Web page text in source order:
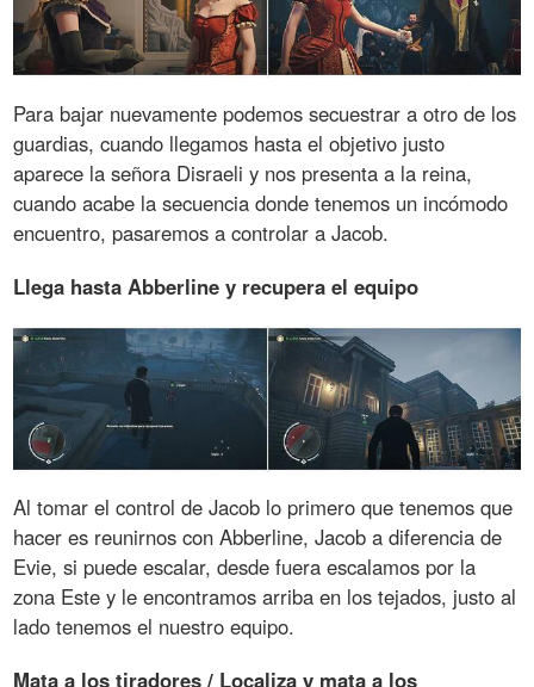
Para bajar nuevamente podemos secuestrar a otro de los
guardias, cuando llegamos hasta el objetivo justo
aparece la señora Disraeli y nos presenta a la reina,
cuando acabe la secuencia donde tenemos un incómodo
encuentro, pasaremos a controlar a Jacob.
Llega hasta Abberline y recupera el equipo
Al tomar el control de Jacob lo primero que tenemos que
hacer es reunirnos con Abberline, Jacob a diferencia de
Evie, si puede escalar, desde fuera escalamos por la
zona Este y le encontramos arriba en los tejados, justo al
lado tenemos el nuestro equipo.
Mata a los tiradores / Localiza y mata a los